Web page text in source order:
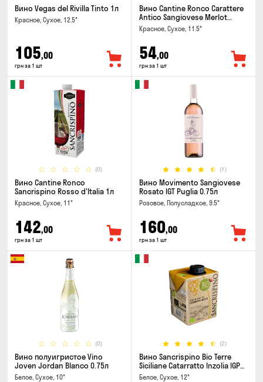
Вино Vegas del Rivilla Tinto 1л
Красное, Сухое, 12.5°
105,00
грн за 1 шт
Вино Cantine Ronco Carattere
Antico Sangiovese Merlot
Rubicone IGT 0.25л
Красное, Сухое, 11.5°
54,00
грн за 1 шт
(0)
Вино Cantine Ronco
Sancrispino Rosso d'Italia 1л
Красное, Сухое, 11°
142,00
грн за 1 шт
(1)
Вино Movimento Sangiovese
Rosato IGT Puglia 0.75л
Розовое, Полусладкое, 9.5°
160,00
грн за 1 шт
(0)
Вино полуигристое Vino
Joven Jordan Blanco 0.75л
Белое, Сухое, 10°
(2)
Вино Sancrispino Bio Terre
Siciliane Catarratto Inzolia IGP
0.5л
Белое, Сухое, 12°